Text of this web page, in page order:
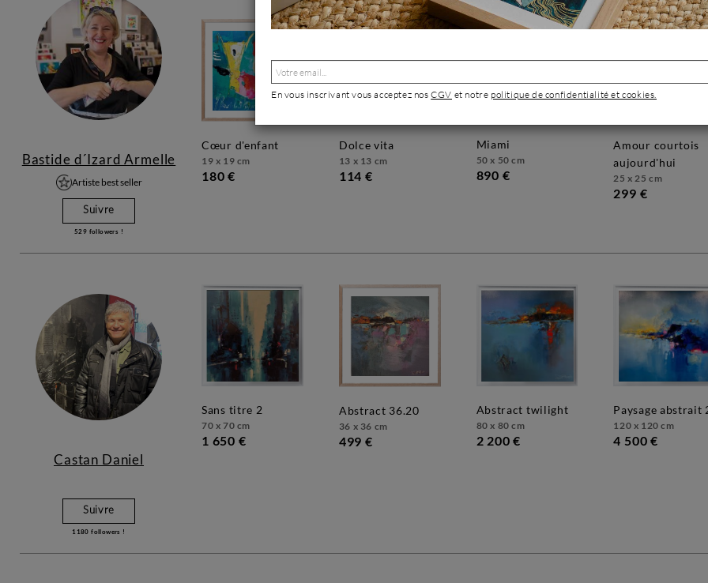
Bastide d´Izard Armelle
Artiste best seller
Suivre
529 followers !
cœur d'enfant
19 x 19 cm
180 €
dolce vita
13 x 13 cm
114 €
miami
50 x 50 cm
890 €
amour courtois
aujourd'hui
25 x 25 cm
299 €
Castan Daniel
Suivre
1180 followers !
sans titre 2
70 x 70 cm
1 650 €
abstract 36.20
36 x 36 cm
499 €
abstract twilight
80 x 80 cm
2 200 €
paysage abstrait
120 x 120 cm
4 500 €
En vous inscrivant vous acceptez nosCGV et notre politique de confidentialité et cookies.